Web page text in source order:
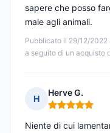
Pubblicato il 29/12/2022
a seguito di un acquisto
sapere che posso
male agli animali.
H
Herve G.
Nota: 5 su 5
Niente di cui